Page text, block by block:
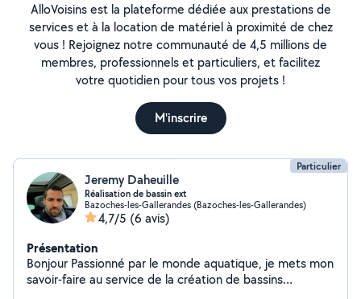
AlloVoisins est la plateforme dédiée aux prestations de
services et à la location de matériel à proximité de chez
vous ! Rejoignez notre communauté de 4,5 millions de
membres, professionnels et particuliers, et facilitez
votre quotidien pour tous vos projets !
M'inscrire
Particulier
Jeremy Daheuille
Réalisation de bassin ext
Bazoches-les-Gallerandes (Bazoches-les-Gallerandes)
4,7/5 (6 avis)
Présentation
Bonjour Passionné par le monde aquatique, je mets mon
savoir-faire au service de la création de bassins